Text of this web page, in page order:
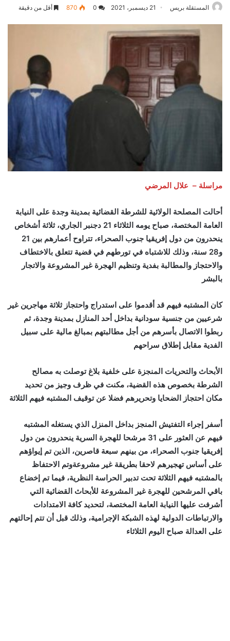
المستقلة بريس 21 ديسمبر، 2021 0
870 أقل من دقيقة
مراسلة – علال المرضي
أحالت المصلحة الولائية للشرطة القضائية بمدينة وجدة على النيابة
العامة المختصة، صباح يومه الثلاثاء 21 دجنبر الجاري، ثلاثة أشخاص
ينحدرون من دول إفريقيا جنوب الصحراء، تتراوح أعمارهم بين 21
و28 سنة، وذلك للاشتباه في تورطهم في قضية تتعلق بالاختطاف
والاحتجاز والمطالبة بفدية وتنظيم الهجرة غير المشروعة والاتجار
بالبشر
كان المشتبه فيهم قد أقدموا على استدراج واحتجاز ثلاثة مهاجرين غير
شرعيين من جنسية سودانية بداخل أحد المنازل بمدينة وجدة، ثم
ربطوا الاتصال بأسرهم من أجل مطالبتهم بمبالغ مالية على سبيل
الفدية مقابل إطلاق سراحهم
الأبحاث والتحريات المنجزة على خلفية بلاغ توصلت به مصالح
الشرطة بخصوص هذه القضية، مكنت في ظرف وجيز من تحديد
مكان احتجاز الضحايا وتحريرهم فضلا عن توقيف المشتبه فيهم الثلاثة
أسفر إجراء التفتيش المنجز بداخل المنزل الذي يستغله المشتبه
فيهم عن العثور على 31 مرشحا للهجرة السرية ينحدرون من دول
إفريقيا جنوب الصحراء، من بينهم سبعة قاصرين، الذين تم إيواؤهم
على أساس تهجيرهم لاحقا بطريقة غير مشروعةوتم الاحتفاظ
بالمشتبه فيهم الثلاثة تحت تدبير الحراسة النظرية، فيما تم إخضاع
باقي المرشحين للهجرة غير المشروعة للأبحاث القضائية التي
أشرفت عليها النيابة العامة المختصة، لتحديد كافة الامتدادات
والارتباطات الدولية لهذه الشبكة الإجرامية، وذلك قبل أن تتم إحالتهم
على العدالة صباح اليوم الثلاثاء